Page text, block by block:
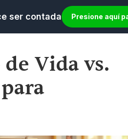
ser contada Presione aquí
Vida vs.